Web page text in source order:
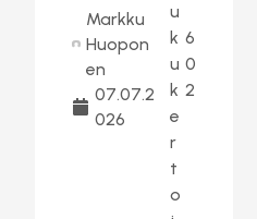
Markku
Huopon
en
07.07.2
026
u
k
u
k
e
r
t
o
6
0
2